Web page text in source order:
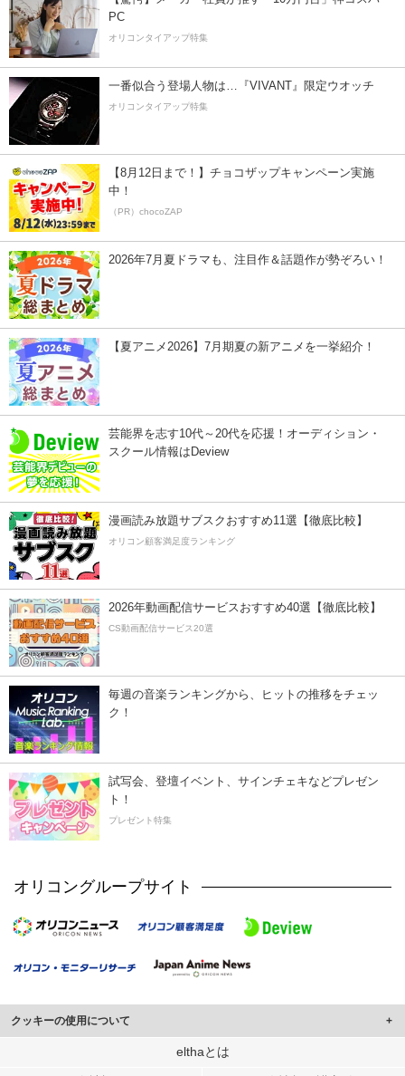
PC
オリコンタイアップ特集
一番似合う登場人物は…『VIVANT』限定ウオッチ
オリコンタイアップ特集
【8月12日まで！】チョコザップキャンペーン実施
中！
（PR）chocoZAP
2026年7月夏ドラマも、注目作＆話題作が勢ぞろい！
【夏アニメ2026】7月期夏の新アニメを一挙紹介！
芸能界を志す10代～20代を応援！オーディション・
スクール情報はDeview
漫画読み放題サブスクおすすめ11選【徹底比較】
オリコン顧客満足度ランキング
2026年動画配信サービスおすすめ40選【徹底比較】
CS動画配信サービス20選
毎週の音楽ランキングから、ヒットの推移をチェッ
ク！
試写会、登壇イベント、サインチェキなどプレゼン
ト！
プレゼント特集
オリコングループサイト
クッキーの使用について
このサイトでは Cookie を使用して、ユーザーに合わせたコンテンツや広告の
elthaとは